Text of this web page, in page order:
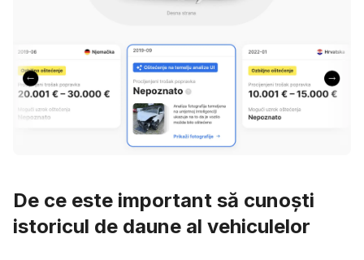
De ce este important să cunoști
istoricul de daune al vehiculelor